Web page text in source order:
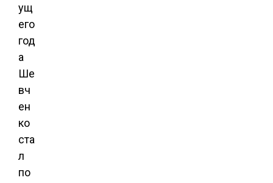
ущ
его
год
а
Ше
вч
ен
ко
ста
л
по